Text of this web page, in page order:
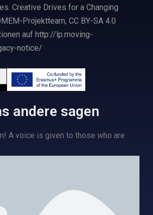
Creative Drives for a Changing
Projektteam, CC BY-SA 4.0
auf http://lp.moving-
notice/
andere sagen
A voice is given to those who are